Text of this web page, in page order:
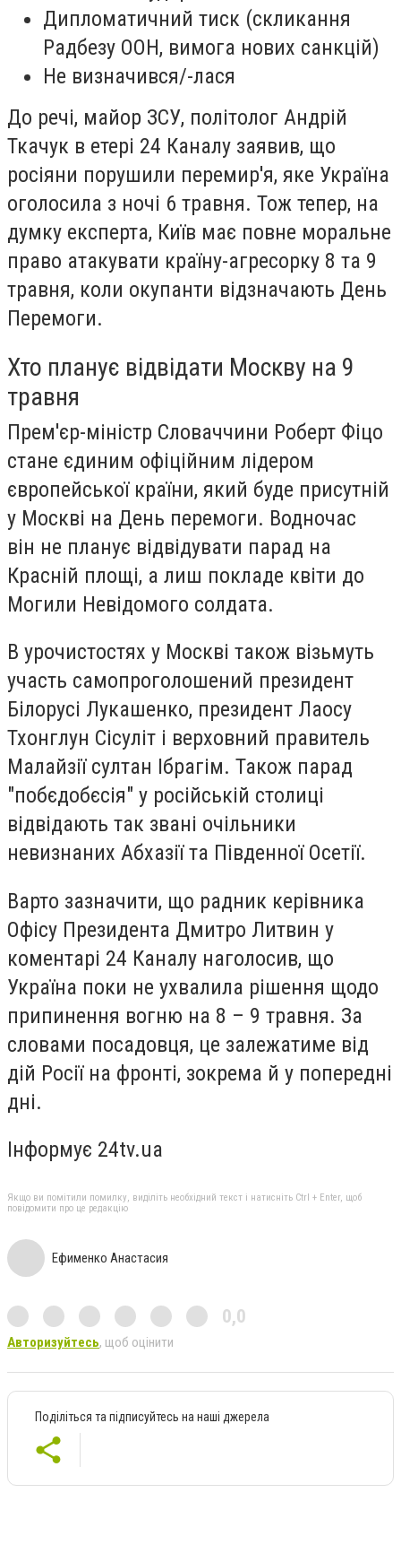
Дипломатичний тиск (скликання
Радбезу ООН, вимога нових санкцій)
Не визначився/-лася
До речі, майор ЗСУ, політолог Андрій
Ткачук в етері 24 Каналу заявив, що
росіяни порушили перемир'я, яке Україна
оголосила з ночі 6 травня. Тож тепер, на
думку експерта, Київ має повне моральне
право атакувати країну-агресорку 8 та 9
травня, коли окупанти відзначають День
Перемоги.
Хто планує відвідати Москву на 9
травня
Прем'єр-міністр Словаччини Роберт Фіцо
стане єдиним офіційним лідером
європейської країни, який буде присутній
у Москві на День перемоги. Водночас
він не планує відвідувати парад на
Красній площі, а лиш покладе квіти до
Могили Невідомого солдата.
В урочистостях у Москві також візьмуть
участь самопроголошений президент
Білорусі Лукашенко, президент Лаосу
Тхонглун Сісуліт і верховний правитель
Малайзії султан Ібрагім. Також парад
"побєдобєсія" у російській столиці
відвідають так звані очільники
невизнаних Абхазії та Південної Осетії.
Варто зазначити, що радник керівника
Офісу Президента Дмитро Литвин у
коментарі 24 Каналу наголосив, що
Україна поки не ухвалила рішення щодо
припинення вогню на 8 – 9 травня. За
словами посадовця, це залежатиме від
дій Росії на фронті, зокрема й у попередні
дні.
Інформує 24tv.ua
Якщо ви помітили помилку, виділіть необхідний текст і натисніть Ctrl + Enter, щоб
повідомити про це редакцію
Ефименко Анастасия
0,0
Авторизуйтесь, щоб оцінити
Поділіться та підписуйтесь на наші джерела